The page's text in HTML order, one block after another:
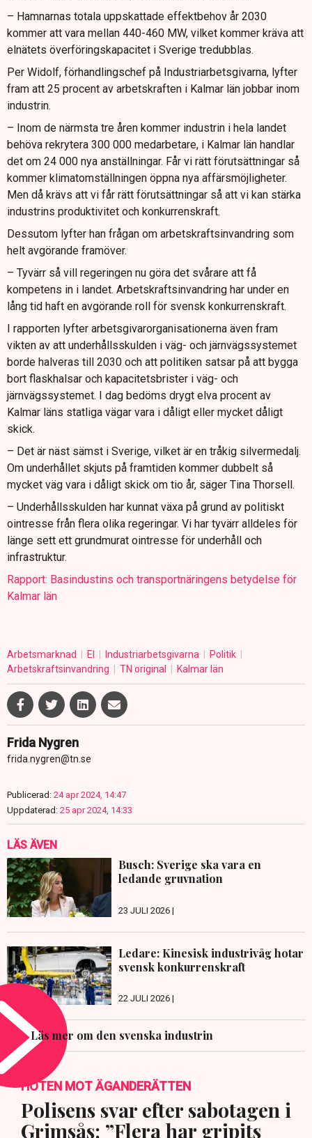
– Hamnarnas totala uppskattade effektbehov år 2030
kommer att vara mellan 440-460 MW, vilket kommer kräva att
elnätets överföringskapacitet i Sverige tredubblas.
Per Widolf, förhandlingschef på Industriarbetsgivarna, lyfter
fram att 25 procent av arbetskraften i Kalmar län jobbar inom
industrin.
– Inom de närmsta tre åren kommer industrin i hela landet
behöva rekrytera 300 000 medarbetare, i Kalmar län handlar
det om 24 000 nya anställningar. Får vi rätt förutsättningar så
kommer klimatomställningen öppna nya affärsmöjligheter.
Men då krävs att vi får rätt förutsättningar så att vi kan stärka
industrins produktivitet och konkurrenskraft.
Dessutom lyfter han frågan om arbetskraftsinvandring som
helt avgörande framöver.
– Tyvärr så vill regeringen nu göra det svårare att få
kompetens in i landet. Arbetskraftsinvandring har under en
lång tid haft en avgörande roll för svensk konkurrenskraft.
I rapporten lyfter arbetsgivarorganisationerna även fram
vikten av att underhållsskulden i väg- och järnvägssystemet
borde halveras till 2030 och att politiken satsar på att bygga
bort flaskhalsar och kapacitetsbrister i väg- och
järnvägssystemet. I dag bedöms drygt elva procent av
Kalmar läns statliga vägar vara i dåligt eller mycket dåligt
skick.
– Det är näst sämst i Sverige, vilket är en tråkig silvermedalj.
Om underhållet skjuts på framtiden kommer dubbelt så
mycket väg vara i dåligt skick om tio år, säger Tina Thorsell.
– Underhållsskulden har kunnat växa på grund av politiskt
ointresse från flera olika regeringar. Vi har tyvärr alldeles för
länge sett ett grundmurat ointresse för underhåll och
infrastruktur.
Rapport: Basindustins och transportnäringens betydelse för
Kalmar län
Arbetsmarknad El Industriarbetsgivarna
Politik
Arbetskraftsinvandring
TN original Kalmar län
Frida Nygren
frida.nygren@tn.se
Publicerad: 24 apr 2024, 14:47
Uppdaterad: 25 apr 2024, 14:33
LÄS ÄVEN
Busch: Sverige ska vara en
ledande gruvnation
23 JULI 2026 |
Ledare: Kinesisk industrivåg hotar
svensk konkurrenskraft
22 JULI 2026 |
Läs mer om den svenska industrin
HOTEN MOT ÄGANDERÄTTEN
Polisens svar efter sabotagen i
Grimsås: ”Flera har gripits